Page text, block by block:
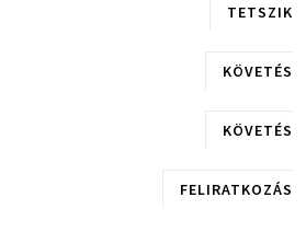
TETSZIK
KÖVETÉS
KÖVETÉS
FELIRATKOZÁS